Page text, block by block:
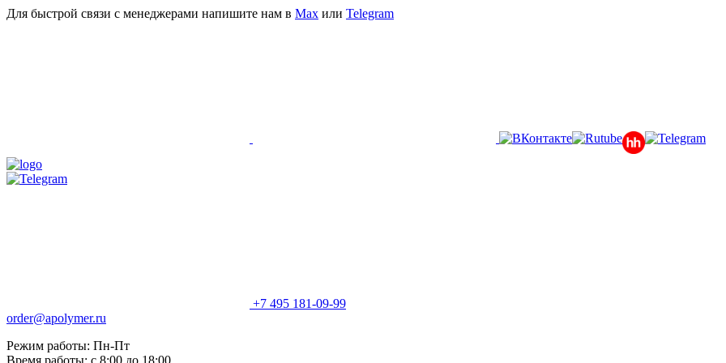
Для быстрой связи с менеджерами напишите нам в Мах или Telegram
+7 495 181-09-99
order@apolymer.ru
Режим работы: Пн-Пт
Время работы: с 8:00 до 18:00